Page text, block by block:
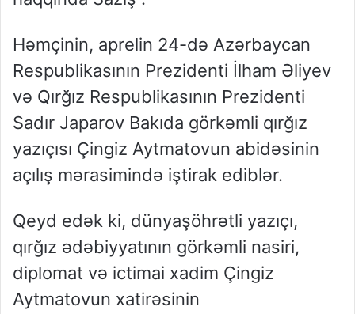
Həmçinin, aprelin 24-də Azərbaycan
Respublikasının Prezidenti İlham Əliyev
və Qırğız Respublikasının Prezidenti
Sadır Japarov Bakıda görkəmli qırğız
yazıçısı Çingiz Aytmatovun abidəsinin
açılış mərasimində iştirak ediblər.
Qeyd edək ki, dünyaşöhrətli yazıçı,
qırğız ədəbiyyatının görkəmli nasiri,
diplomat və ictimai xadim Çingiz
Aytmatovun xatirəsinin